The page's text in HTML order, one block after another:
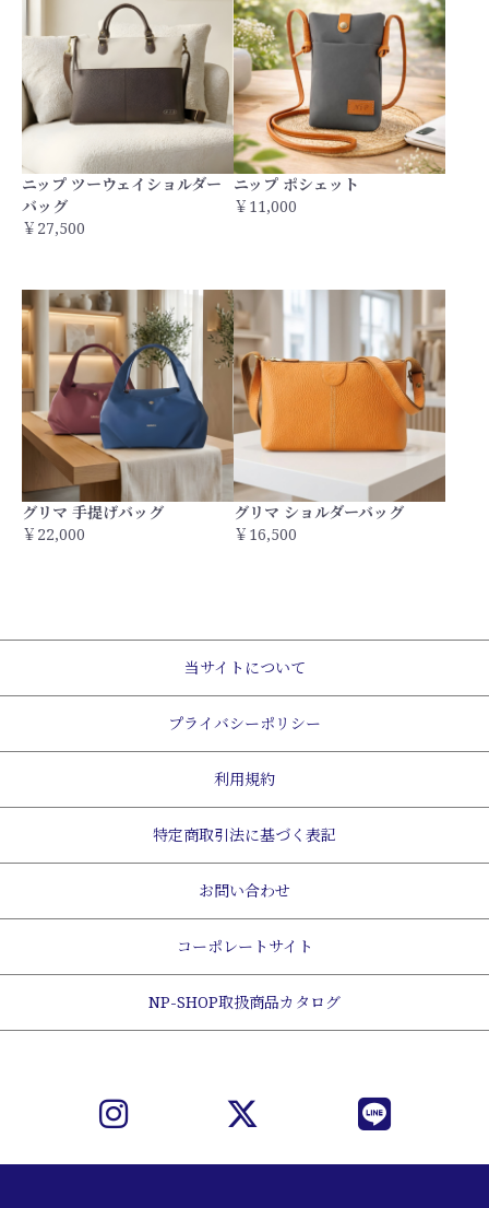
ニップ ツーウェイショルダー
バッグ
￥27,500
ニップ ポシェット
￥11,000
グリマ 手提げバッグ
￥22,000
グリマ ショルダーバッグ
￥16,500
当サイトについて
プライバシーポリシー
利用規約
特定商取引法に基づく表記
お問い合わせ
コーポレートサイト
NP-SHOP取扱商品カタログ